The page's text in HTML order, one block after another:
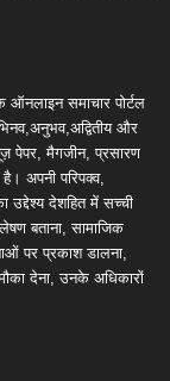
समाचार पोर्टल
और
पेपर, मैगजीन, प्रसारण
अपनी परिपक्व,
उद्देश्य देशहित में सच्ची
बताना, सामाजिक
पर प्रकाश डालना,
देना, उनके अधिकारों